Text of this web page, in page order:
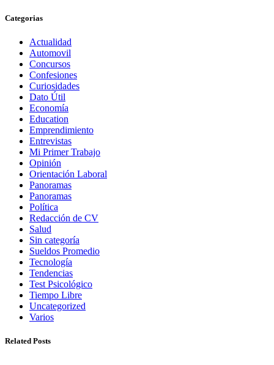
Categorias
Actualidad
Automovil
Concursos
Confesiones
Curiosidades
Dato Útil
Economía
Education
Emprendimiento
Entrevistas
Mi Primer Trabajo
Opinión
Orientación Laboral
Panoramas
Panoramas
Política
Redacción de CV
Salud
Sin categoría
Sueldos Promedio
Tecnología
Tendencias
Test Psicológico
Tiempo Libre
Uncategorized
Varios
Related Posts